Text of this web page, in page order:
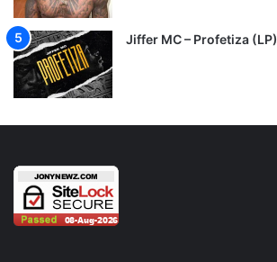
Jiffer MC – Profetiza (LP)